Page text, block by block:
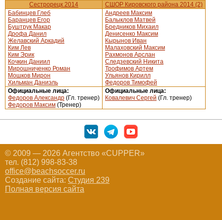
Сестрорецк 2014
СШОР Кировского района 2014 (2)
Бабинцев Глеб
Баранцев Егор
Буштрук Макар
Дрофа Данил
Желавский Аркадий
Ким Лев
Ким Эрик
Кочкин Даниил
Мирошниченко Роман
Мошков Мирон
Хильман Даниэль
Андреев Максим
Балыклов Матвей
Бредников Михаил
Денисенко Максим
Кырынов Иван
Малаховский Максим
Рахмонов Арслан
Следзевский Никита
Трофимов Артем
Ульянов Кирилл
Федоров Тимофей
Официальные лица:
Федоров Александр (Гл. тренер)
Федоров Максим (Тренер)
Официальные лица:
Ковалевич Сергей (Гл. тренер)
© 2009 — 2026 Агентство «CUPPER»
тел. (812) 998-83-38
office@beachsoccer.ru
Создание сайта: Студия 239
Полная версия сайта